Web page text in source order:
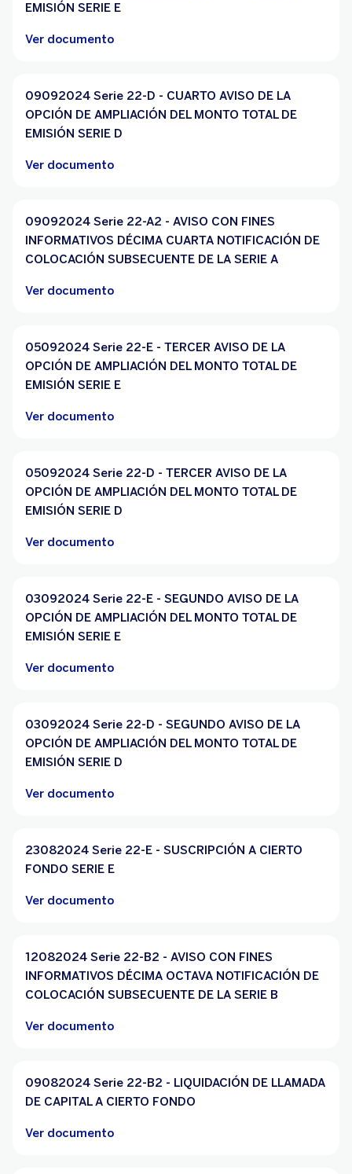
EMISIÓN SERIE E
Ver documento
09092024 Serie 22-D - CUARTO AVISO DE LA
OPCIÓN DE AMPLIACIÓN DEL MONTO TOTAL DE
EMISIÓN SERIE D
Ver documento
09092024 Serie 22-A2 - AVISO CON FINES
INFORMATIVOS DÉCIMA CUARTA NOTIFICACIÓN DE
COLOCACIÓN SUBSECUENTE DE LA SERIE A
Ver documento
05092024 Serie 22-E - TERCER AVISO DE LA
OPCIÓN DE AMPLIACIÓN DEL MONTO TOTAL DE
EMISIÓN SERIE E
Ver documento
05092024 Serie 22-D - TERCER AVISO DE LA
OPCIÓN DE AMPLIACIÓN DEL MONTO TOTAL DE
EMISIÓN SERIE D
Ver documento
03092024 Serie 22-E - SEGUNDO AVISO DE LA
OPCIÓN DE AMPLIACIÓN DEL MONTO TOTAL DE
EMISIÓN SERIE E
Ver documento
03092024 Serie 22-D - SEGUNDO AVISO DE LA
OPCIÓN DE AMPLIACIÓN DEL MONTO TOTAL DE
EMISIÓN SERIE D
Ver documento
23082024 Serie 22-E - SUSCRIPCIÓN A CIERTO
FONDO SERIE E
Ver documento
12082024 Serie 22-B2 - AVISO CON FINES
INFORMATIVOS DÉCIMA OCTAVA NOTIFICACIÓN DE
COLOCACIÓN SUBSECUENTE DE LA SERIE B
Ver documento
09082024 Serie 22-B2 - LIQUIDACIÓN DE LLAMADA
DE CAPITAL A CIERTO FONDO
Ver documento